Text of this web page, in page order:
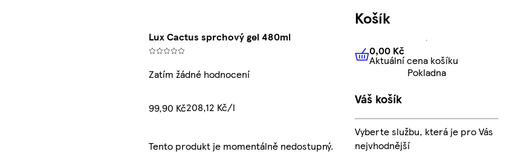
Lux Cactus sprchový gel 480ml
Zatím žádné hodnocení
99,90 Kč208,12 Kč/l
Tento produkt je momentálně nedostupný.
Košík
0,00 KčAktuální cena košíku
0,00 Kč
Aktuální cena košíku
Pokladna
Váš košík
Vyberte službu, která je pro Vás
nejvhodnější